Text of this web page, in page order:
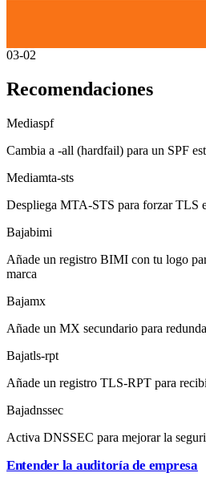
03-02
Recomendaciones
Mediaspf
Cambia a -all (hardfail) para un SPF
Mediamta-sts
Despliega MTA-STS para forzar TLS
Bajabimi
Añade un registro BIMI con tu logo
marca
Bajamx
Añade un MX secundario para
Bajatls-rpt
Añade un registro TLS-RPT para
Bajadnssec
Activa DNSSEC para mejorar la
Entender la auditoría de empresa